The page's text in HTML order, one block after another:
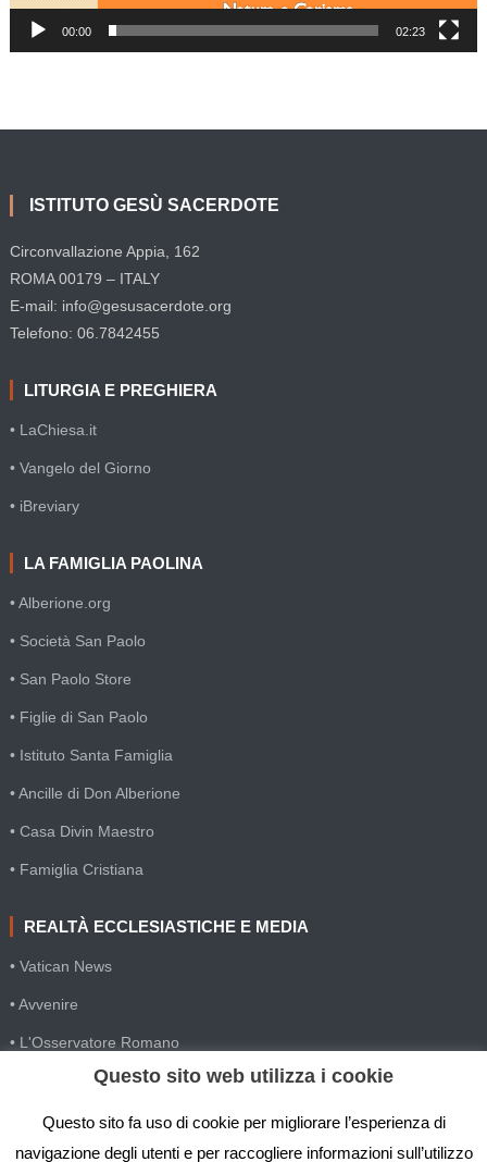
00:00 02:23
ISTITUTO GESÙ SACERDOTE
Circonvallazione Appia, 162
ROMA 00179 – ITALY
E-mail: info@gesusacerdote.org
Telefono: 06.7842455
LITURGIA E PREGHIERA
• LaChiesa.it
• Vangelo del Giorno
• iBreviary
LA FAMIGLIA PAOLINA
• Alberione.org
• Società San Paolo
• San Paolo Store
• Figlie di San Paolo
• Istituto Santa Famiglia
• Ancille di Don Alberione
• Casa Divin Maestro
• Famiglia Cristiana
REALTÀ ECCLESIASTICHE E MEDIA
• Vatican News
• Avvenire
• L'Osservatore Romano
• SIR Agenzia d'informazione
• Gesuiti Villapizzone
• Settimana della Comunicazione
Questo sito web utilizza i cookie
Questo sito fa uso di cookie per migliorare l’esperienza di
navigazione degli utenti e per raccogliere informazioni sull’utilizzo